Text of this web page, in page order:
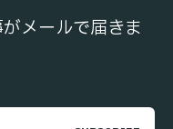
メールで届きま